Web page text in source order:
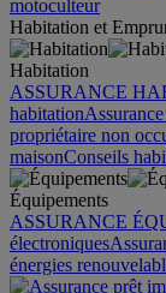
motoculteur
Habitation et
Habitation
ASSURANCE
habitation
propriétaire non
maisonConseils
Équipements
ASSURANCE
électroniques
énergies